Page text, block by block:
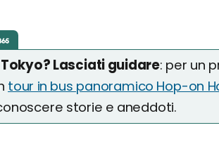
Lasciati guidare: per un
tour in bus panoramico Hop-on
storie e aneddoti.